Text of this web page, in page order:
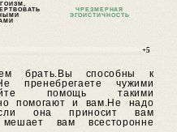
ЧРЕЗМЕРНАЯ
ЭГОИСТИЧНОСТЬ
+5
брать.Вы способны к
пренебрегаете чужими
помощь такими
помогают и вам.Не надо
она приносит вам
вам всесторонне